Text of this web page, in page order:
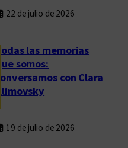
22 de julio de 2026
Todas las memorias
que somos:
conversamos con Clara
Klimovsky
19 de julio de 2026